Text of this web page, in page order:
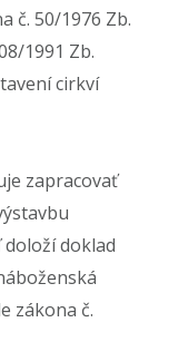
č. 50/1976 Zb.
1991 Zb.
cirkví
zapracovať
doklad
zákona č.